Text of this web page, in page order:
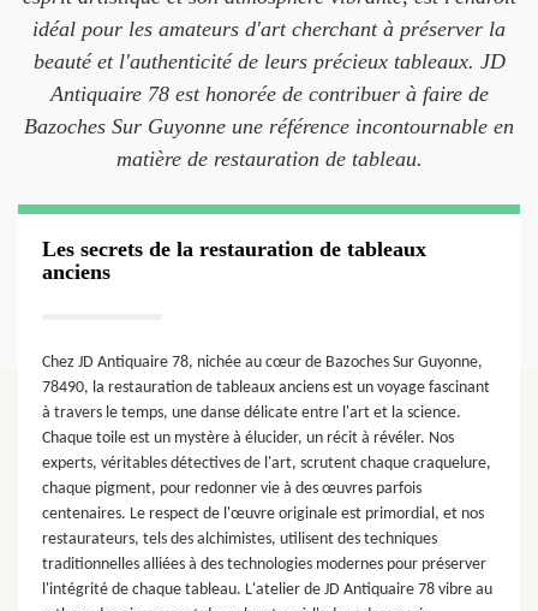
idéal pour les amateurs d'art cherchant à préserver la
beauté et l'authenticité de leurs précieux tableaux. JD
Antiquaire 78 est honorée de contribuer à faire de
Bazoches Sur Guyonne une référence incontournable en
matière de restauration de tableau.
Les secrets de la restauration de tableaux
anciens
Chez JD Antiquaire 78, nichée au cœur de Bazoches Sur Guyonne,
78490, la restauration de tableaux anciens est un voyage fascinant
à travers le temps, une danse délicate entre l'art et la science.
Chaque toile est un mystère à élucider, un récit à révéler. Nos
experts, véritables détectives de l'art, scrutent chaque craquelure,
chaque pigment, pour redonner vie à des œuvres parfois
centenaires. Le respect de l'œuvre originale est primordial, et nos
restaurateurs, tels des alchimistes, utilisent des techniques
traditionnelles alliées à des technologies modernes pour préserver
l'intégrité de chaque tableau. L'atelier de JD Antiquaire 78 vibre au